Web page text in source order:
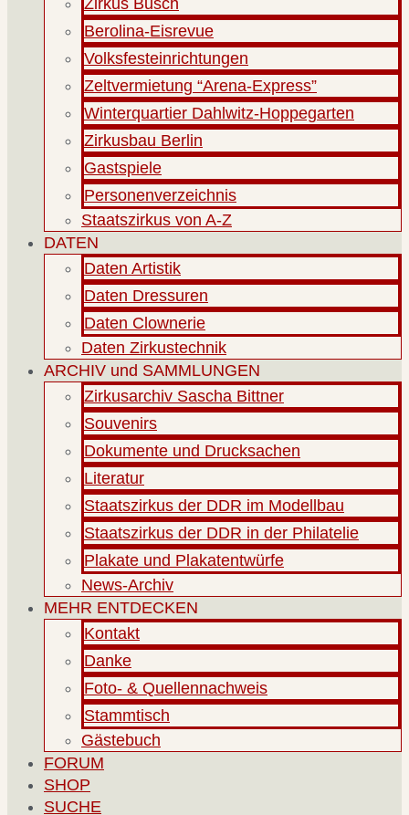
Berolina-Eisrevue
Volksfesteinrichtungen
Zeltvermietung “Arena-Express”
Winterquartier Dahlwitz-Hoppegarten
Zirkusbau Berlin
Gastspiele
Personenverzeichnis
Staatszirkus von A-Z
DATEN
Daten Artistik
Daten Dressuren
Daten Clownerie
Daten Zirkustechnik
ARCHIV und SAMMLUNGEN
Zirkusarchiv Sascha Bittner
Souvenirs
Dokumente und Drucksachen
Literatur
Staatszirkus der DDR im Modellbau
Staatszirkus der DDR in der Philatelie
Plakate und Plakatentwürfe
News-Archiv
MEHR ENTDECKEN
Kontakt
Danke
Foto- & Quellennachweis
Stammtisch
Gästebuch
FORUM
SHOP
SUCHE